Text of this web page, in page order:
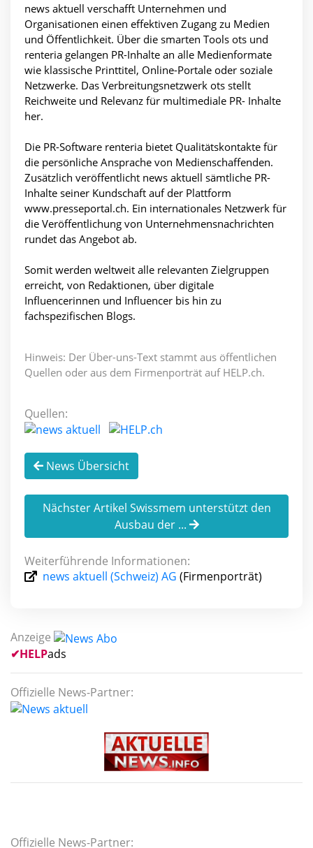
news aktuell verschafft Unternehmen und
Organisationen einen effektiven Zugang zu Medien
und Öffentlichkeit. Über die smarten Tools ots und
renteria gelangen PR-Inhalte an alle Medienformate
wie klassische Printtitel, Online-Portale oder soziale
Netzwerke. Das Verbreitungsnetzwerk ots stellt
Reichweite und Relevanz für multimediale PR- Inhalte
her.
Die PR-Software renteria bietet Qualitätskontakte für
die persönliche Ansprache von Medienschaffenden.
Zusätzlich veröffentlicht news aktuell sämtliche PR-
Inhalte seiner Kundschaft auf der Plattform
www.presseportal.ch. Ein internationales Netzwerk für
die Veröffentlichung von Unternehmensnachrichten
rundet das Angebot ab.
Somit werden weltweit alle relevanten Zielgruppen
erreicht, von Redaktionen, über digitale
Influencerinnen und Influencer bis hin zu
fachspezifischen Blogs.
Hinweis: Der Über-uns-Text stammt aus öffentlichen
Quellen oder aus dem Firmenporträt auf HELP.ch.
Quellen:
News Übersicht
Nächster Artikel Swissmem unterstützt den
Ausbau der ...
Weiterführende Informationen:
news aktuell (Schweiz) AG (Firmenporträt)
Anzeige
✔HELPads
Offizielle News-Partner:
Offizielle News-Partner: